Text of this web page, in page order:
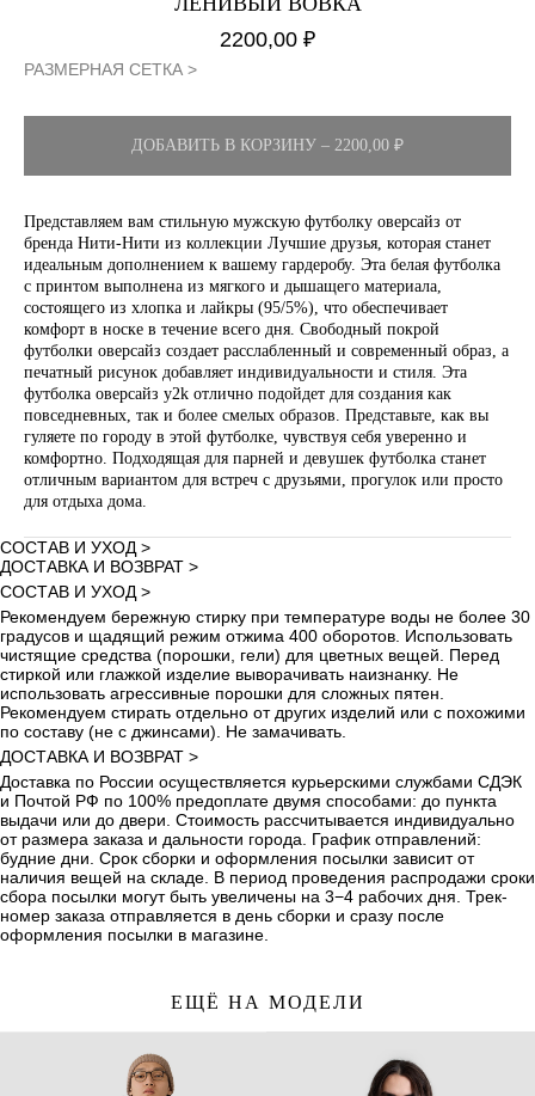
2200,00 ₽
РАЗМЕРНАЯ СЕТКА >
ДОБАВИТЬ В КОРЗИНУ – 2200,00 ₽
Представляем вам стильную мужскую футболку оверсайз от
бренда Нити-Нити из коллекции Лучшие друзья, которая станет
идеальным дополнением к вашему гардеробу. Эта белая футболка
с принтом выполнена из мягкого и дышащего материала,
состоящего из хлопка и лайкры (95/5%), что обеспечивает
комфорт в носке в течение всего дня. Свободный покрой
футболки оверсайз создает расслабленный и современный образ, а
печатный рисунок добавляет индивидуальности и стиля. Эта
футболка оверсайз y2k отлично подойдет для создания как
повседневных, так и более смелых образов. Представьте, как вы
гуляете по городу в этой футболке, чувствуя себя уверенно и
комфортно. Подходящая для парней и девушек футболка станет
отличным вариантом для встреч с друзьями, прогулок или просто
для отдыха дома.
СОСТАВ И УХОД >
ДОСТАВКА И ВОЗВРАТ >
СОСТАВ И УХОД >
Рекомендуем бережную стирку при температуре воды не более 30
градусов и щадящий режим отжима 400 оборотов. Использовать
чистящие средства (порошки, гели) для цветных вещей. Перед
стиркой или глажкой изделие выворачивать наизнанку. Не
использовать агрессивные порошки для сложных пятен.
Рекомендуем стирать отдельно от других изделий или с похожими
по составу (не с джинсами). Не замачивать.
ДОСТАВКА И ВОЗВРАТ >
Доставка по России осуществляется курьерскими службами СДЭК
и Почтой РФ по 100% предоплате двумя способами: до пункта
выдачи или до двери. Стоимость рассчитывается индивидуально
от размера заказа и дальности города. График отправлений:
будние дни. Срок сборки и оформления посылки зависит от
наличия вещей на складе. В период проведения распродажи сроки
сбора посылки могут быть увеличены на 3−4 рабочих дня. Трек-
номер заказа отправляется в день сборки и сразу после
оформления посылки в магазине.
ЕЩЁ НА МОДЕЛИ